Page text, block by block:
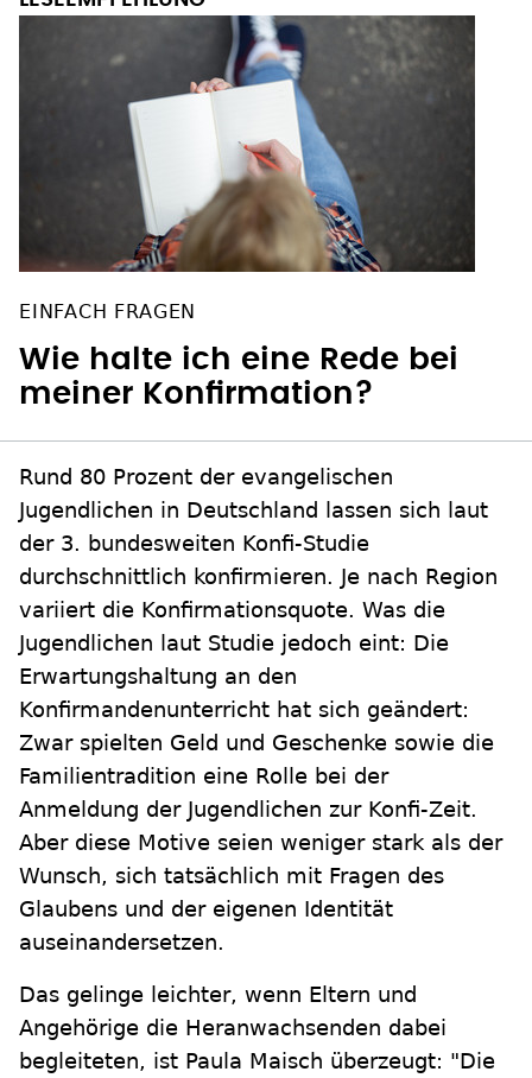
EINFACH FRAGEN
Wie halte ich eine Rede bei
meiner Konfirmation?
Rund 80 Prozent der evangelischen
Jugendlichen in Deutschland lassen sich laut
der 3. bundesweiten Konfi-Studie
durchschnittlich konfirmieren. Je nach Region
variiert die Konfirmationsquote. Was die
Jugendlichen laut Studie jedoch eint: Die
Erwartungshaltung an den
Konfirmandenunterricht hat sich geändert:
Zwar spielten Geld und Geschenke sowie die
Familientradition eine Rolle bei der
Anmeldung der Jugendlichen zur Konfi-Zeit.
Aber diese Motive seien weniger stark als der
Wunsch, sich tatsächlich mit Fragen des
Glaubens und der eigenen Identität
auseinandersetzen.
Das gelinge leichter, wenn Eltern und
Angehörige die Heranwachsenden dabei
begleiteten, ist Paula Maisch überzeugt: "Die